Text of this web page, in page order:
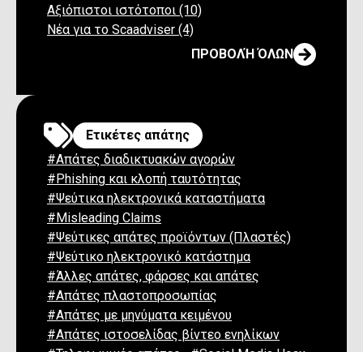
Αξιόπιστοι ιστότοποι (10)
Νέα για το Scaadviser (4)
ΠΡΟΒΟΛΉ ΌΛΩΝ
Ετικέτες απάτης
#Απάτες διαδικτυακών αγορών
#Phishing και κλοπή ταυτότητας
#Ψεύτικα ηλεκτρονικά καταστήματα
#Misleading Claims
#Ψεύτικες απάτες προϊόντων (Πλαστές)
#Ψεύτικο ηλεκτρονικό κατάστημα
#Άλλες απάτες, φάρσες και απάτες
#Απάτες πλαστοπροσωπίας
#Απάτες με μηνύματα κειμένου
#Απάτες ιστοσελίδας βίντεο ενηλίκων